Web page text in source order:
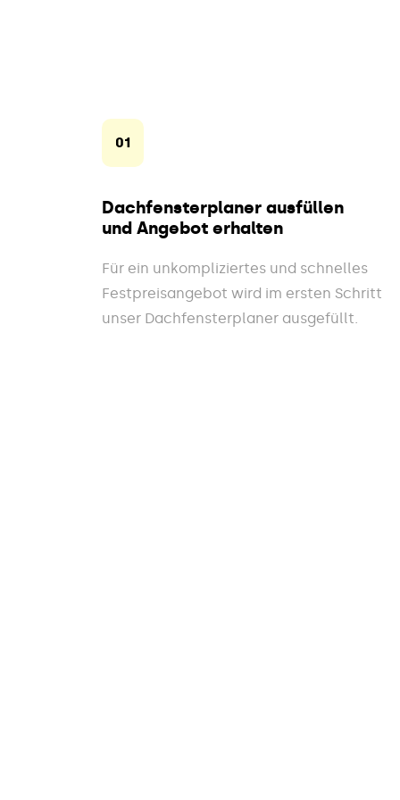
01
Dachfensterplaner ausfüllen
und Angebot erhalten
Für ein unkompliziertes und schnelles
Festpreisangebot wird im ersten Schritt
unser Dachfensterplaner ausgefüllt.